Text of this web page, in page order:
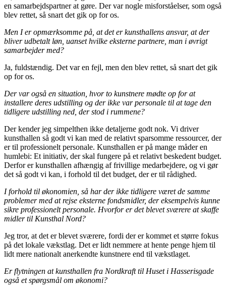
en samarbejdspartner at gøre. Der var nogle misforståelser, som også
blev rettet, så snart det gik op for os.
Men I er opmærksomme på, at det er kunsthallens ansvar, at der
bliver udbetalt løn, uanset hvilke eksterne partnere, man i øvrigt
samarbejder med?
Ja, fuldstændig. Det var en fejl, men den blev rettet, så snart det gik
op for os.
Der var også en situation, hvor to kunstnere mødte op for at
installere deres udstilling og der ikke var personale til at tage den
tidligere udstilling ned, der stod i rummene?
Der kender jeg simpelthen ikke detaljerne godt nok. Vi driver
kunsthallen så godt vi kan med de relativt sparsomme ressourcer, der
er til professionelt personale. Kunsthallen er på mange måder en
humlebi: Et initiativ, der skal fungere på et relativt beskedent budget.
Derfor er kunsthallen afhængig af frivillige medarbejdere, og vi gør
det så godt vi kan, i forhold til det budget, der er til rådighed.
I forhold til økonomien, så har der ikke tidligere været de samme
problemer med at rejse eksterne fondsmidler, der eksempelvis kunne
sikre professionelt personale. Hvorfor er det blevet sværere at skaffe
midler til Kunsthal Nord?
Jeg tror, at det er blevet sværere, fordi der er kommet et større fokus
på det lokale vækstlag. Det er lidt nemmere at hente penge hjem til
lidt mere nationalt anerkendte kunstnere end til vækstlaget.
Er flytningen at kunsthallen fra Nordkraft til Huset i Hasserisgade
også et spørgsmål om økonomi?